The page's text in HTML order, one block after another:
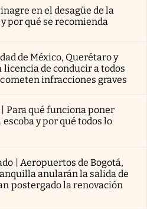
en el desagüe de la
por qué se recomienda
de México, Querétaro y
de conducir a todos
infracciones graves
Para qué funciona poner
y por qué todos lo
| Aeropuertos de Bogotá,
anularán la salida de
postergado la renovación